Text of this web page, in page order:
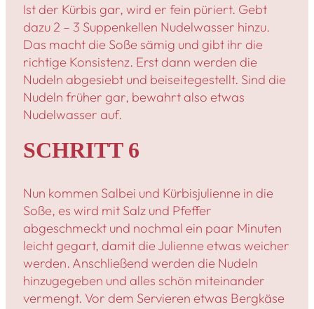
Ist der Kürbis gar, wird er fein püriert. Gebt
dazu 2 – 3 Suppenkellen Nudelwasser hinzu.
Das macht die Soße sämig und gibt ihr die
richtige Konsistenz. Erst dann werden die
Nudeln abgesiebt und beiseitegestellt. Sind die
Nudeln früher gar, bewahrt also etwas
Nudelwasser auf.
SCHRITT 6
Nun kommen Salbei und Kürbisjulienne in die
Soße, es wird mit Salz und Pfeffer
abgeschmeckt und nochmal ein paar Minuten
leicht gegart, damit die Julienne etwas weicher
werden. Anschließend werden die Nudeln
hinzugegeben und alles schön miteinander
vermengt. Vor dem Servieren etwas Bergkäse